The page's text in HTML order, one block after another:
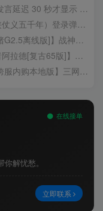
秒才显示 BUG 修复教程
WELCOME 提示无法进游戏修复教程
服务端+GM工具+充值后台+安卓+架设教程
端+配套表+WEB管理后台+GM授权后台+双端+架设教程
游戏Linux手工服务端+CDK授权后台+安卓+架设教程
在线接单
解忧愁。
立即联系